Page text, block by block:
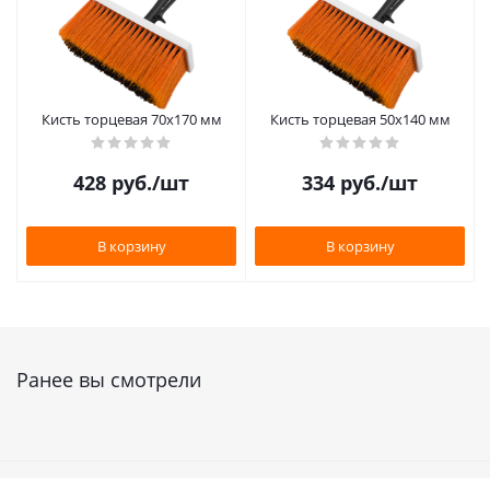
Кисть торцевая 70х170 мм
428 руб./шт
В корзину
Кисть торцевая 50х140 мм
334 руб./шт
В корзину
Ранее вы смотрели